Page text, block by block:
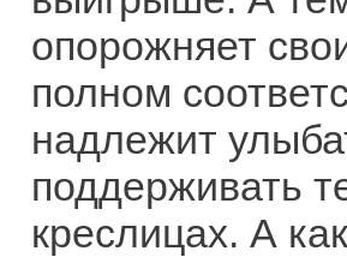
опорожняет
полном
надлежит
поддерживать
креслицах. А